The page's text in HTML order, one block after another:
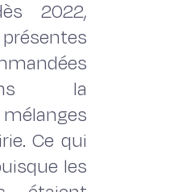
2022,
la
Ce qui
les